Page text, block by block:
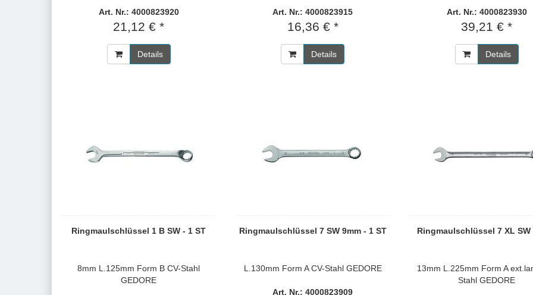
Art. Nr.: 4000823920
21,12 € *
Details
Art. Nr.: 4000823915
16,36 € *
Details
Art. Nr.: 4000823930
39,21 € *
Details
Ringmaulschlüssel 1 B SW - 1 ST
8mm L.125mm Form B CV-Stahl
GEDORE
Ringmaulschlüssel 7 SW 9mm - 1 ST
L.130mm Form A CV-Stahl GEDORE
Art. Nr.: 4000823909
Ringmaulschlüssel 7 XL SW
13mm L.225mm Form A
Stahl GEDORE